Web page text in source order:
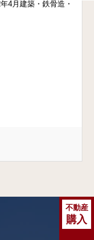
4月建築・鉄骨造・
不動産
購入